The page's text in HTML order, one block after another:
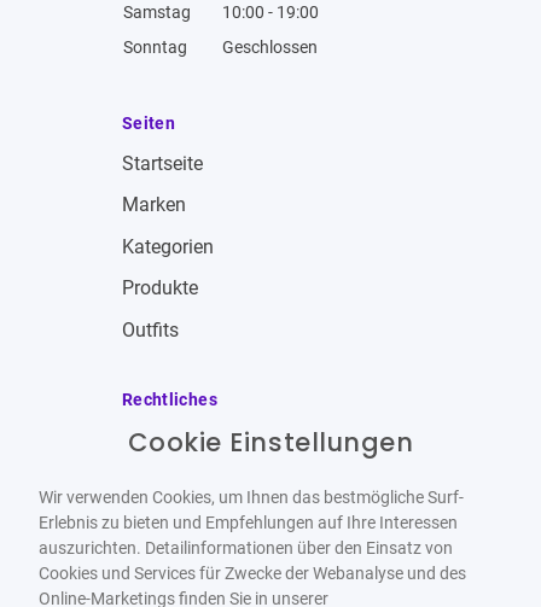
Samstag
10:00 - 19:00
Sonntag
Geschlossen
Seiten
Startseite
Marken
Kategorien
Produkte
Outfits
Rechtliches
Impressum
Datenschutzbestimmungen
Widerrufsbelehrung
Cookie Einstellungen
Wir verwenden Cookies, um Ihnen das bestmögliche Surf-
Erlebnis zu bieten und Empfehlungen auf Ihre Interessen
auszurichten. Detailinformationen über den Einsatz von
Cookies und Services für Zwecke der Webanalyse und des
Online-Marketings finden Sie in unserer